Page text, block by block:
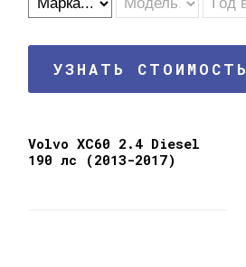
УЗНАТЬ СТОИМОСТЬ
Volvo XC60 2.4 Diesel
190 лс (2013-2017)